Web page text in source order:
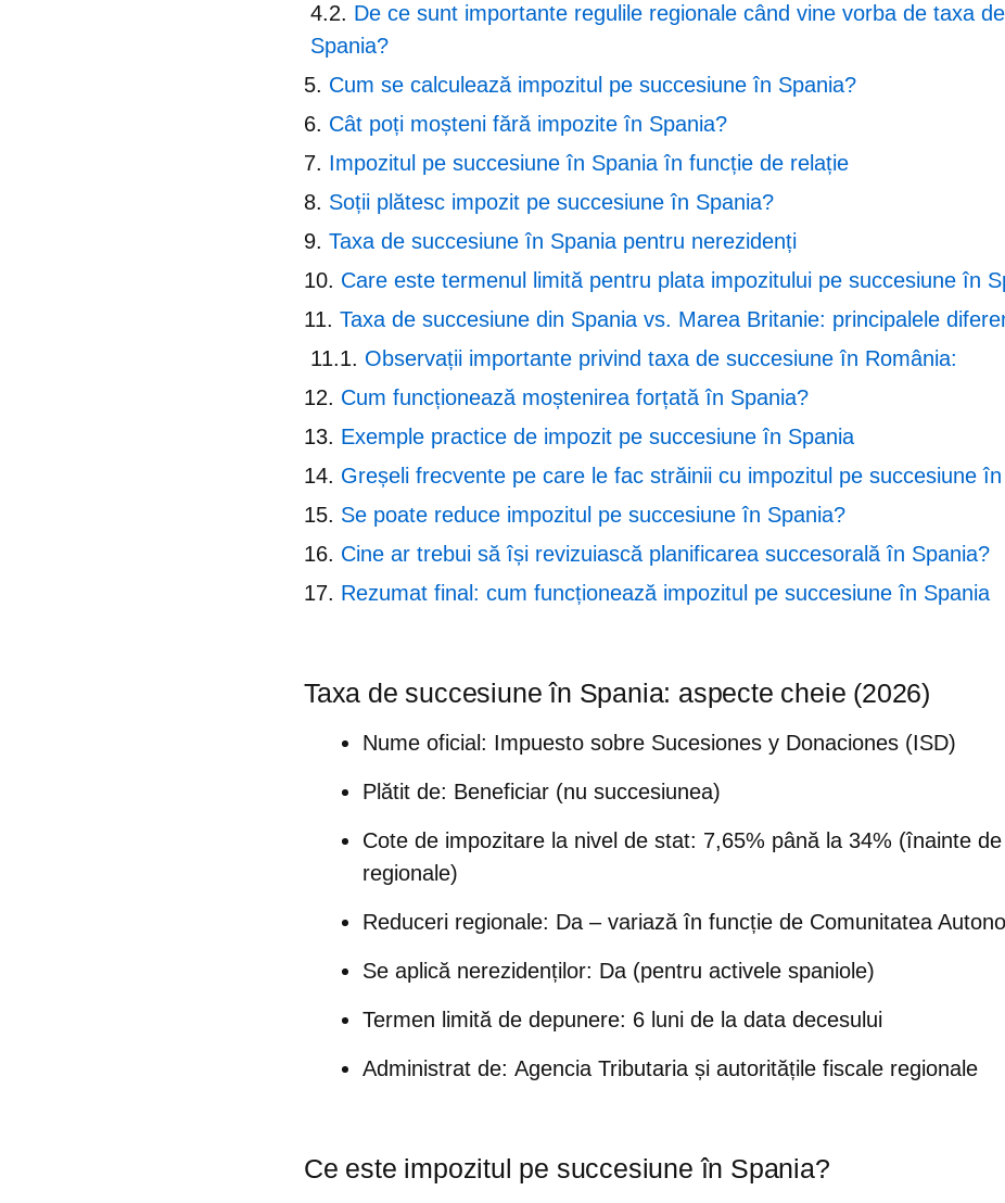
De ce sunt importante regulile regionale când vine vorba de taxa
Spania?
Cum se calculează impozitul pe succesiune în Spania?
Cât poți moșteni fără impozite în Spania?
Impozitul pe succesiune în Spania în funcție de relație
Soții plătesc impozit pe succesiune în Spania?
Taxa de succesiune în Spania pentru nerezidenți
Care este termenul limită pentru plata impozitului pe succesiune în
Taxa de succesiune din Spania vs. Marea Britanie: principalele
Observații importante privind taxa de succesiune în România:
Cum funcționează moștenirea forțată în Spania?
Exemple practice de impozit pe succesiune în Spania
Greșeli frecvente pe care le fac străinii cu impozitul pe succesiune
Se poate reduce impozitul pe succesiune în Spania?
Cine ar trebui să își revizuiască planificarea succesorală în Spania?
Rezumat final: cum funcționează impozitul pe succesiune în Spania
Taxa de succesiune în Spania: aspecte cheie (2026)
Nume oficial: Impuesto sobre Sucesiones y Donaciones (ISD)
Plătit de: Beneficiar (nu succesiunea)
Cote de impozitare la nivel de stat: 7,65% până la 34% (înainte
regionale)
Reduceri regionale: Da – variază în funcție de Comunitatea
Se aplică nerezidenților: Da (pentru activele spaniole)
Termen limită de depunere: 6 luni de la data decesului
Administrat de: Agencia Tributaria și autoritățile fiscale regionale
Ce este impozitul pe succesiune în Spania?